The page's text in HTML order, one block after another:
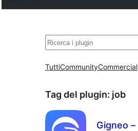
Cerca
TuttiCommunityCommercial
Tag del plugin: job
Gigneo –